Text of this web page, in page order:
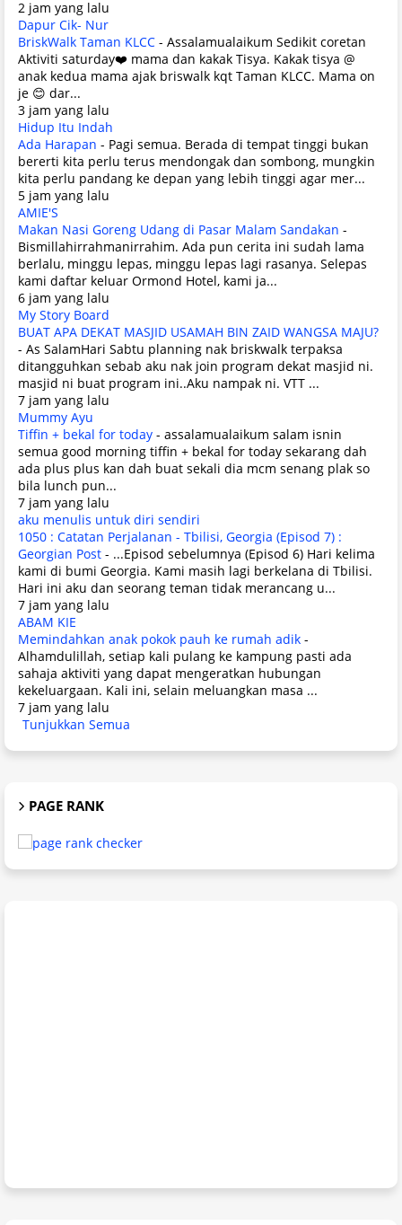
2 jam yang lalu
Dapur Cik- Nur
BriskWalk Taman KLCC - Assalamualaikum Sedikit coretan
Aktiviti saturday❤️ mama dan kakak Tisya. Kakak tisya @
anak kedua mama ajak briswalk kqt Taman KLCC. Mama on
je 😊 dar...
3 jam yang lalu
Hidup Itu Indah
Ada Harapan - Pagi semua. Berada di tempat tinggi bukan
bererti kita perlu terus mendongak dan sombong, mungkin
kita perlu pandang ke depan yang lebih tinggi agar mer...
5 jam yang lalu
AMIE'S
Makan Nasi Goreng Udang di Pasar Malam Sandakan -
Bismillahirrahmanirrahim. Ada pun cerita ini sudah lama
berlalu, minggu lepas, minggu lepas lagi rasanya. Selepas
kami daftar keluar Ormond Hotel, kami ja...
6 jam yang lalu
My Story Board
BUAT APA DEKAT MASJID USAMAH BIN ZAID WANGSA MAJU?
- As SalamHari Sabtu planning nak briskwalk terpaksa
ditangguhkan sebab aku nak join program dekat masjid ni.
masjid ni buat program ini..Aku nampak ni. VTT ...
7 jam yang lalu
Mummy Ayu
Tiffin + bekal for today - assalamualaikum salam isnin
semua good morning tiffin + bekal for today sekarang dah
ada plus plus kan dah buat sekali dia mcm senang plak so
bila lunch pun...
7 jam yang lalu
aku menulis untuk diri sendiri
1050 : Catatan Perjalanan - Tbilisi, Georgia (Episod 7) :
Georgian Post - ...Episod sebelumnya (Episod 6) Hari kelima
kami di bumi Georgia. Kami masih lagi berkelana di Tbilisi.
Hari ini aku dan seorang teman tidak merancang u...
7 jam yang lalu
ABAM KIE
Memindahkan anak pokok pauh ke rumah adik -
Alhamdulillah, setiap kali pulang ke kampung pasti ada
sahaja aktiviti yang dapat mengeratkan hubungan
kekeluargaan. Kali ini, selain meluangkan masa ...
7 jam yang lalu
Tunjukkan Semua
PAGE RANK